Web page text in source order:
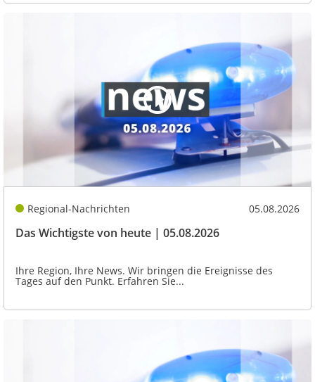
Regional-Nachrichten 05.08.2026
Das Wichtigste von heute | 05.08.2026
Ihre Region, Ihre News. Wir bringen die Ereignisse des
Tages auf den Punkt. Erfahren Sie...